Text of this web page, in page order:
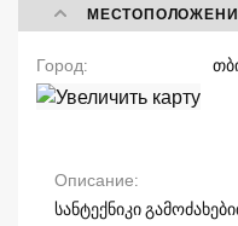
Город
Описание
სანტექნიკი